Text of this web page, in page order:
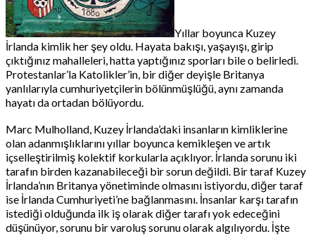
Yıllar boyunca Kuzey
İrlanda kimlik her şey oldu. Hayata bakışı, yaşayışı, girip
çıktığınız mahalleleri, hatta yaptığınız sporları bile o belirledi.
Protestanlar’la Katolikler’in, bir diğer deyişle Britanya
yanlılarıyla cumhuriyetçilerin bölünmüşlüğü, aynı zamanda
hayatı da ortadan bölüyordu.
Marc Mulholland, Kuzey İrlanda’daki insanların kimliklerine
olan adanmışlıklarını yıllar boyunca kemikleşen ve artık
içselleştirilmiş kolektif korkularla açıklıyor. İrlanda sorunu iki
tarafın birden kazanabileceği bir sorun değildi. Bir taraf Kuzey
İrlanda’nın Britanya yönetiminde olmasını istiyordu, diğer taraf
ise İrlanda Cumhuriyeti’ne bağlanmasını. İnsanlar karşı tarafın
istediği olduğunda ilk iş olarak diğer tarafı yok edeceğini
düşünüyor, sorunu bir varoluş sorunu olarak algılıyordu. İşte